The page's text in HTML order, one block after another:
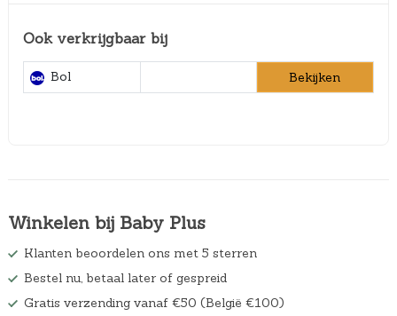
Ook verkrijgbaar bij
Bol Bekijken
Winkelen bij Baby Plus
Klanten beoordelen ons met 5 sterren
Bestel nu, betaal later of gespreid
Gratis verzending vanaf €50 (België €100)